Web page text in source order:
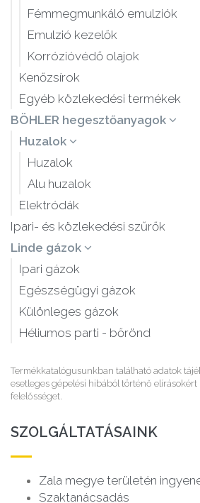
Fémmegmunkáló emulziók
Emulzió kezelők
Korrózióvédő olajok
Kenőzsírok
Egyéb közlekedési termékek
BÖHLER hegesztőanyagok
Huzalok
Huzalok
Alu huzalok
Elektródák
Ipari- és közlekedési szűrők
Linde gázok
Ipari gázok
Egészségügyi gázok
Különleges gázok
Héliumos parti - bőrönd
Termékkatalógusunkban található adatok
esetleges gépelési hibából történő
felelősséget.
SZOLGÁLTATÁSAINK
Zala megye területén
Szaktanácsadás